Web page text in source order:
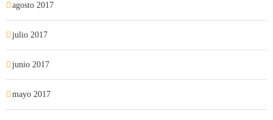
agosto 2017
julio 2017
junio 2017
mayo 2017